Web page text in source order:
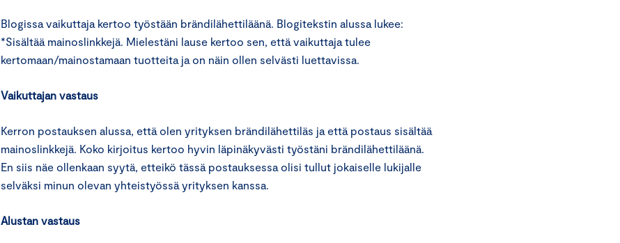
Blogissa vaikuttaja kertoo työstään brändilähettiläänä. Blogitekstin alussa lukee:
*Sisältää mainoslinkkejä. Mielestäni lause kertoo sen, että vaikuttaja tulee
kertomaan/mainostamaan tuotteita ja on näin ollen selvästi luettavissa.
Vaikuttajan vastaus
Kerron postauksen alussa, että olen yrityksen brändilähettiläs ja että postaus sisältää
mainoslinkkejä. Koko kirjoitus kertoo hyvin läpinäkyvästi työstäni brändilähettiläänä.
En siis näe ollenkaan syytä, etteikö tässä postauksessa olisi tullut jokaiselle lukijalle
selväksi minun olevan yhteistyössä yrityksen kanssa.
Alustan vastaus